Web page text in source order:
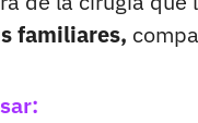
familiares,